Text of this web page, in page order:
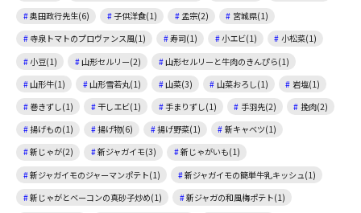
奥田政行先生(6)
子供洋食(1) 孟宗(2)
宮城県(1)
寺泉トマトのプロヴァンス風(1)
寿司(1) 小エビ(1)
小松菜(1)
小豆(1)
山形セルリー(2)
山形セルリーと牛肉のきんぴら(1)
山形牛(1)
山形雪若丸(1) 山菜(3) 山菜おろし(1)
岩塩(1)
巻きずし(1)
干しエビ(1) 手まりずし(1) 手羽先(2)
挽肉(2)
揚げもの(1)
揚げ物(6) 揚げ野菜(1)
新キャベツ(1)
新じゃが(2)
新ジャガイモ(3)
新じゃがいも(1)
新ジャガイモのジャーマンポテト(1)
新ジャガイモの簡単牛乳キッシュ(1)
新じゃがとベーコンの真砂子炒め(1)
新ジャガの和風梅ポテト(1)